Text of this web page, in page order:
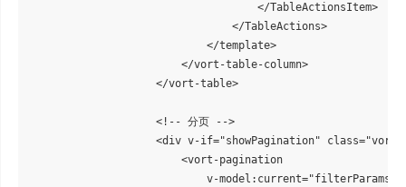
                                    </TableActionsItem>
                                </TableActions>
                            </template>
                        </vort-table-column>
                    </vort-table>
                    <!-- 分页 -->
<div v-if="showPagination"
                        <vort-pagination
v-